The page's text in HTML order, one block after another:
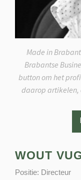
Made in
Brabantse
button om het
daarop artikelen,
WOUT
Positie: Directeur